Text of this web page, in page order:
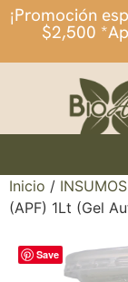
¡Promoción
$2,500
Inicio /
(APF) 1Lt (Gel
Save